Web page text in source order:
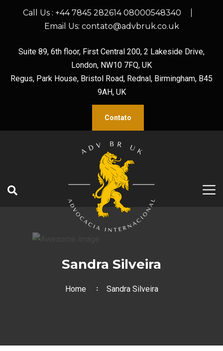
Call Us : +44 7845 282614 08000548340
Email Us: contato@advbruk.co.uk
Suite 89, 6th floor, First Central 200, 2 Lakeside Drive,
London, NW10 7FQ, UK
Regus, Park House, Bristol Road, Rednal, Birmingham, B45
9AH, UK
Contato
Sandra Silveira
Home Sandra Silveira